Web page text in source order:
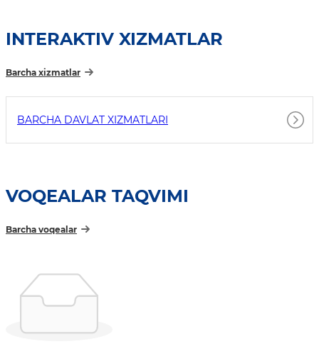
INTERAKTIV XIZMATLAR
Barcha xizmatlar
BARCHA DAVLAT XIZMATLARI
VOQEALAR TAQVIMI
Barcha voqealar